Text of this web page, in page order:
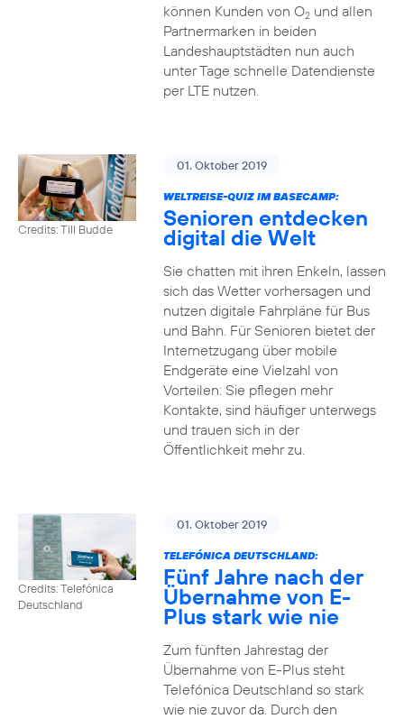
können Kunden von O2und allen
Partnermarken in beiden
Landeshauptstädten nun auch
unter Tage schnelle Datendienste
per LTE nutzen.
Credits: Till Budde
01. Oktober 2019
WELTREISE-QUIZ IM BASECAMP:
Senioren entdecken
digital die Welt
Sie chatten mit ihren Enkeln, lassen
sich das Wetter vorhersagen und
nutzen digitale Fahrpläne für Bus
und Bahn. Für Senioren bietet der
Internetzugang über mobile
Endgeräte eine Vielzahl von
Vorteilen: Sie pflegen mehr
Kontakte, sind häufiger unterwegs
und trauen sich in der
Öffentlichkeit mehr zu.
Credits: Telefónica
Deutschland
01. Oktober 2019
TELEFÓNICA DEUTSCHLAND:
Fünf Jahre nach der
Übernahme von E-
Plus stark wie nie
Zum fünften Jahrestag der
Übernahme von E-Plus steht
Telefónica Deutschland so stark
wie nie zuvor da. Durch den